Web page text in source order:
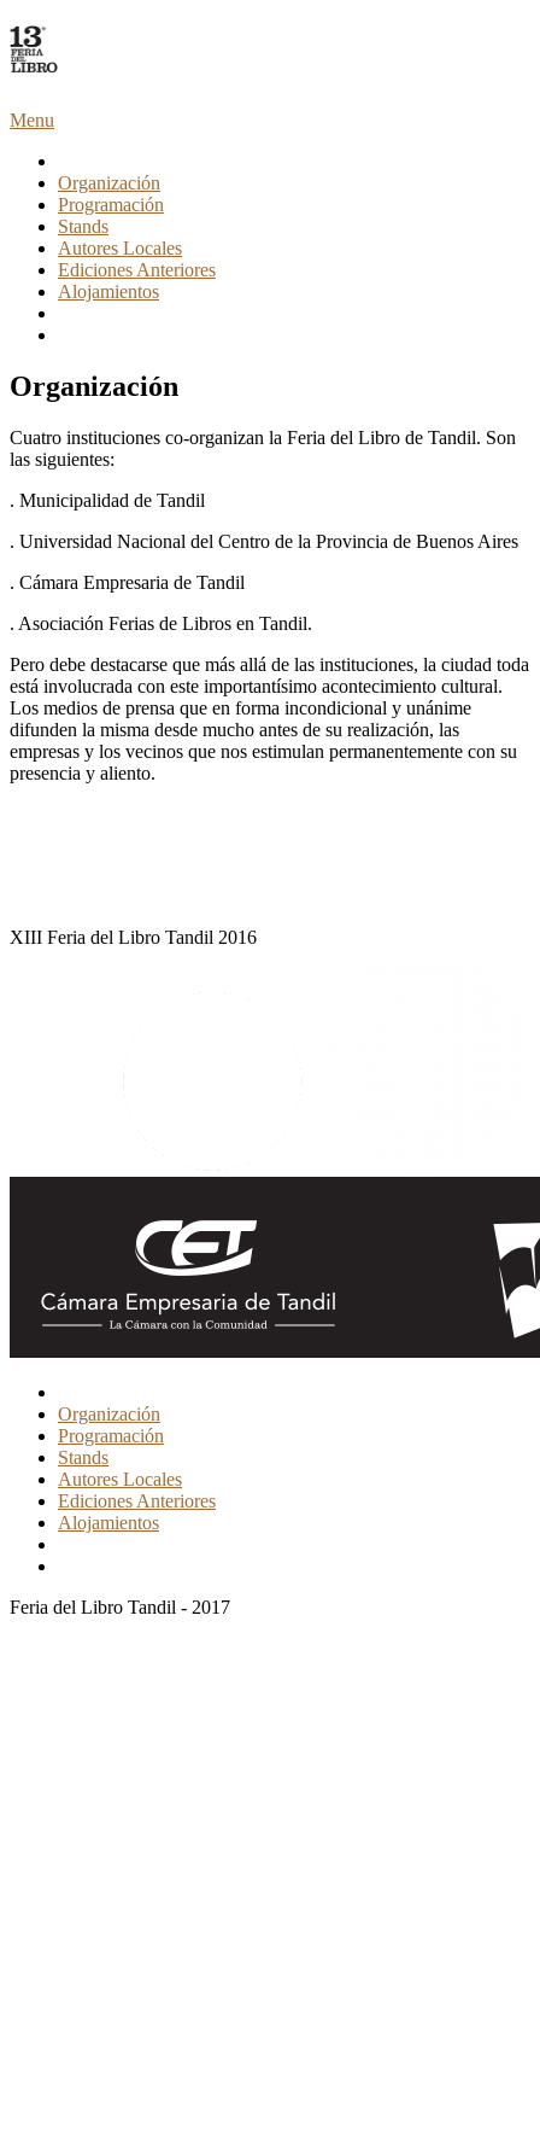
Menu
Organización
Programación
Stands
Autores Locales
Ediciones Anteriores
Alojamientos
Organización
Cuatro instituciones co-organizan la Feria del Libro de Tandil. Son
las siguientes:
. Municipalidad de Tandil
. Universidad Nacional del Centro de la Provincia de Buenos Aires
. Cámara Empresaria de Tandil
. Asociación Ferias de Libros en Tandil.
Pero debe destacarse que más allá de las instituciones, la ciudad toda
está involucrada con este importantísimo acontecimiento cultural.
Los medios de prensa que en forma incondicional y unánime
difunden la misma desde mucho antes de su realización, las
empresas y los vecinos que nos estimulan permanentemente con su
presencia y aliento.
XIII Feria del Libro Tandil 2016
Organización
Programación
Stands
Autores Locales
Ediciones Anteriores
Alojamientos
Feria del Libro Tandil - 2017